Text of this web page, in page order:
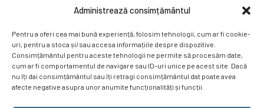
Administrează consimțământul
Pentru a oferi cea mai bună experiență, folosim tehnologii, cum ar fi cookie-
uri, pentru a stoca și/sau accesa informațiile despre dispozitive.
Consimțământul pentru aceste tehnologii ne permite să procesăm date,
cum ar fi comportamentul de navigare sau ID-uri unice pe acest site. Dacă
nu îți dai consimțământul sau îți retragi consimțământul dat poate avea
afecte negative asupra unor anumite funcționalități și funcții.
Ne puteți găsi și pe rețelele sociale.